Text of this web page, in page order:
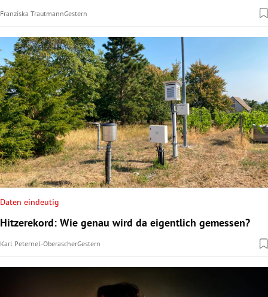
Franziska TrautmannGestern
Daten eindeutig
Hitzerekord: Wie genau wird da eigentlich gemessen?
Karl Peternel-OberascherGestern